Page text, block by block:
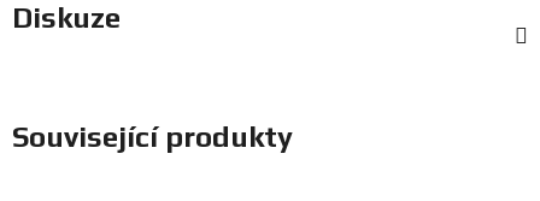
Diskuze
Související produkty